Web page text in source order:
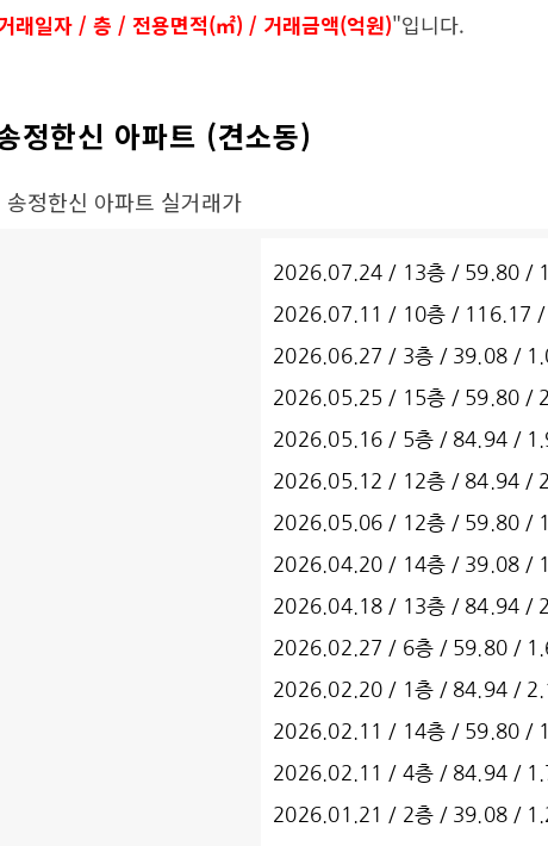
래일자 / 층 / 전용면적(㎡) / 거래금액(억원)"입니다.
정한신 아파트 (견소동)
송정한신 아파트 실거래가